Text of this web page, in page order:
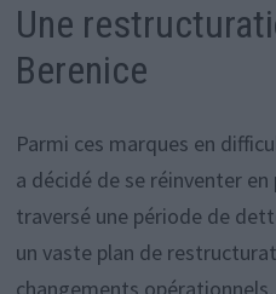
Une
Berenice
Parmi ces marques en
a décidé de se réinventer
traversé une période de
un vaste plan de
changements